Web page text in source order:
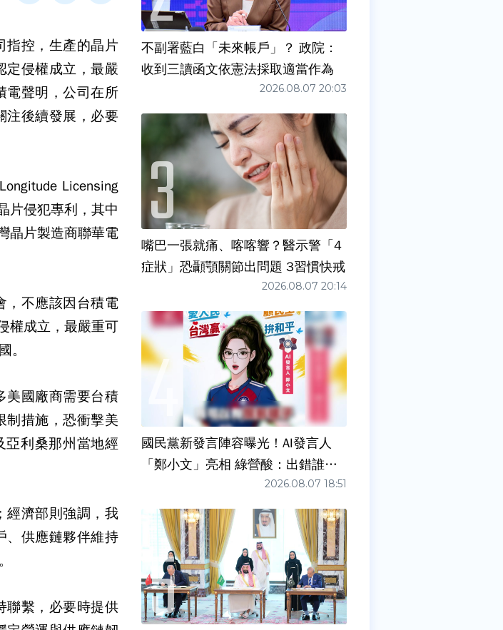
指控，生產的晶片
定侵權成立，最嚴
電聲明，公司在所
注後續發展，必要
Licensing
片侵犯專利，其中
晶片製造商聯華電
，不應該因台積電
權成立，最嚴重可
。
美國廠商需要台積
制措施，恐衝擊美
亞利桑那州當地經
經濟部則強調，我
、供應鏈夥伴維持
聯繫，必要時提供
不副署藍白「未來帳戶」？ 政院：
收到三讀函文依憲法採取適當作為
2026.08.07 20:03
嘴巴一張就痛、喀喀響？醫示警「4
症狀」恐顳顎關節出問題 3習慣快戒
2026.08.07 20:14
國民黨新發言陣容曝光！AI發言人
「鄭小文」亮相 綠營酸：出錯誰負
2026.08.07 18:51